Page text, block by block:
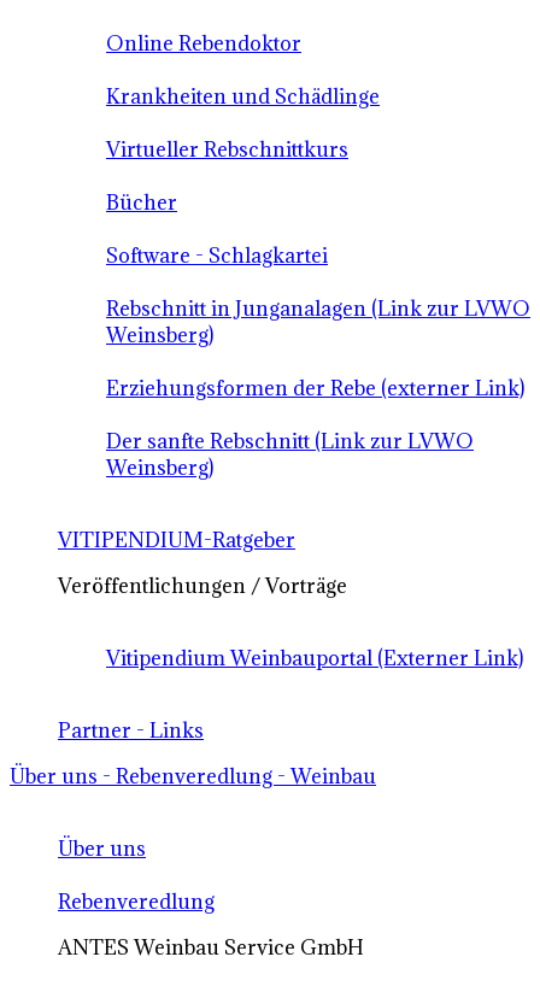
Online Rebendoktor
Krankheiten und Schädlinge
Virtueller Rebschnittkurs
Bücher
Software - Schlagkartei
Rebschnitt in Junganalagen (Link zur LVWO
Weinsberg)
Erziehungsformen der Rebe (externer Link)
Der sanfte Rebschnitt (Link zur LVWO
Weinsberg)
VITIPENDIUM-Ratgeber
Veröffentlichungen / Vorträge
Vitipendium Weinbauportal (Externer Link)
Partner - Links
Über uns - Rebenveredlung - Weinbau
Über uns
Rebenveredlung
ANTES Weinbau Service GmbH